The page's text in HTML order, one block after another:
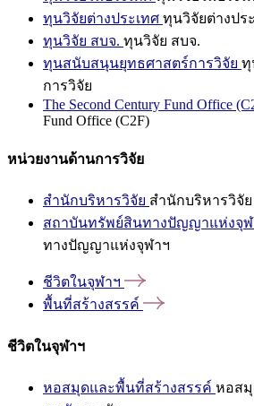
ทุนวิจัยต่างประเทศ ทุนวิจัยต่างปร
ทุนวิจัย สบจ. ทุนวิจัย สบจ.
ทุนสนับสนุนยุทธศาสตร์การวิจัย ทุ
การวิจัย
The Second Century Fund Office
Fund Office (C2F)
หน่วยงานด้านการวิจัย
สำนักบริหารวิจัย สำนักบริหารวิจัย
สถาบันทรัพย์สินทางปัญญาแห่งจุฬ
ทางปัญญาแห่งจุฬาฯ
ชีวิตในจุฬาฯ
พื้นที่สร้างสรรค์
ชีวิตในจุฬาฯ
หอสมุดและพื้นที่สร้างสรรค์ หอสมุ